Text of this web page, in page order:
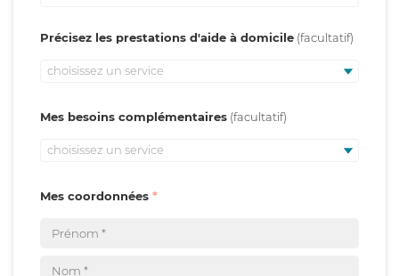
Précisez les prestations d'aide à domicile
choisissez un service
Mes besoins complémentaires
choisissez un service
Mes coordonnées